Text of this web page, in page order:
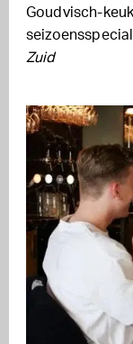
Goudvisch-
Zuid